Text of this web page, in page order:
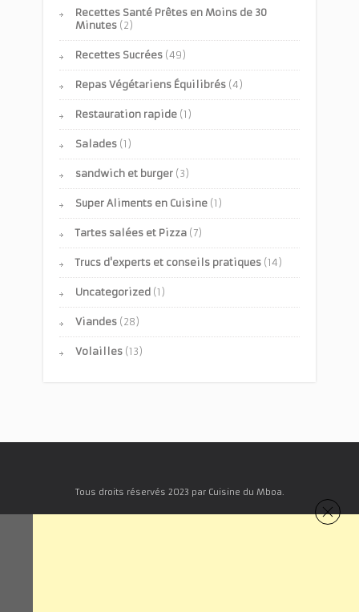
Recettes Santé Prêtes en Moins de 30
Minutes (2)
Recettes Sucrées (49)
Repas Végétariens Équilibrés (4)
Restauration rapide (1)
Salades (1)
sandwich et burger (3)
Super Aliments en Cuisine (1)
Tartes salées et Pizza (7)
Trucs d'experts et conseils pratiques (14)
Uncategorized (1)
Viandes (28)
Volailles (13)
Tous droits réservés 2023 par Cuisine du Mboa.